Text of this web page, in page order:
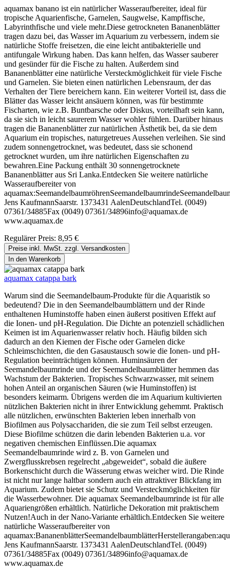
aquamax banano ist ein natürlicher Wasseraufbereiter, ideal für
tropische Aquarienfische, Garnelen, Saugwelse, Kampffische,
Labyrinthfische und viele mehr.Diese getrockneten Bananenblätter
tragen dazu bei, das Wasser im Aquarium zu verbessern, indem sie
natürliche Stoffe freisetzen, die eine leicht antibakterielle und
antifungale Wirkung haben. Das kann helfen, das Wasser sauberer
und gesünder für die Fische zu halten. Außerdem sind
Bananenblätter eine natürliche Versteckmöglichkeit für viele Fische
und Garnelen. Sie bieten einen natürlichen Lebensraum, der das
Verhalten der Tiere bereichern kann. Ein weiterer Vorteil ist, dass die
Blätter das Wasser leicht ansäuern können, was für bestimmte
Fischarten, wie z.B. Buntbarsche oder Diskus, vorteilhaft sein kann,
da sie sich in leicht saurerem Wasser wohler fühlen. Darüber hinaus
tragen die Bananenblätter zur natürlichen Ästhetik bei, da sie dem
Aquarium ein tropisches, naturgetreues Aussehen verleihen. Sie sind
zudem sonnengetrocknet, was bedeutet, dass sie schonend
getrocknet wurden, um ihre natürlichen Eigenschaften zu
bewahren.Eine Packung enthält 30 sonnengetrocknete
Bananenblätter aus Sri Lanka.Entdecken Sie weitere natürliche
Wasseraufbereiter von
Jens KaufmannSaarstr. 1373431 AalenDeutschlandTel. (0049)
07361/34885Fax (0049) 07361/34896info@aquamax.de
www.aquamax.de
Regulärer Preis: 8,95 €
Preise inkl. MwSt. zzgl. Versandkosten
In den Warenkorb
aquamax catappa bark
Warum sind die Seemandelbaum-Produkte für die Aquaristik so
bedeutend? Die in den Seemandelbaumblättern und der Rinde
enthaltenen Huminstoffe haben einen äußerst positiven Effekt auf
die Ionen- und pH-Regulation. Die Dichte an potenziell schädlichen
Keimen ist im Aquarienwasser relativ hoch. Häufig bilden sich
dadurch an den Kiemen der Fische oder Garnelen dicke
Schleimschichten, die den Gasaustausch sowie die Ionen- und pH-
Regulation beeinträchtigen können. Huminsäuren der
Seemandelbaumrinde und der Seemandelbaumblätter hemmen das
Wachstum der Bakterien. Tropisches Schwarzwasser, mit seinem
hohen Anteil an organischen Säuren (wie Huminstoffen) ist
besonders keimarm. Übrigens werden die im Aquarium kultivierten
nützlichen Bakterien nicht in ihrer Entwicklung gehemmt. Praktisch
alle nützlichen, erwünschten Bakterien leben innerhalb von
Biofilmen aus Polysacchariden, die sie zum Teil selbst erzeugen.
Diese Biofilme schützen die darin lebenden Bakterien u.a. vor
negativen chemischen Einflüssen.Die aquamax
Seemandelbaumrinde wird z. B. von Garnelen und
Zwergflusskrebsen regelrecht „abgeweidet“, sobald die äußere
Borkenschicht durch die Wässerung etwas weicher wird. Die Rinde
ist nicht nur lange haltbar sondern auch ein attraktiver Blickfang im
Aquarium. Zudem bietet sie Schutz und Versteckmöglichkeiten für
die Wasserbewohner. Die aquamax Seemandelbaumrinde ist für alle
Aquariengrößen erhältlich. Natürliche Dekoration mit praktischem
Nutzen!Auch in der Nano-Variante erhältlich.Entdecken Sie weitere
natürliche Wasseraufbereiter von
Jens KaufmannSaarstr. 1373431 AalenDeutschlandTel. (0049)
07361/34885Fax (0049) 07361/34896info@aquamax.de
www.aquamax.de